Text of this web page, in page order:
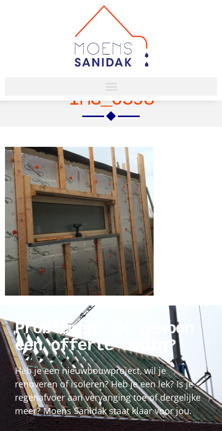
IMG_0598
Problemen? Of gewoon
een offerte nodig?
Heb je een nieuwbouwproject, wil je
renoveren of isoleren? Heb je een lek? Is je
regenafvoer aan vervanging toe of dergelijke
meer? Moens Sanidak staat klaar voor jou.